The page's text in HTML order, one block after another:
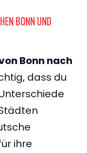
BONN UND
Bonn nach
dass du
ihre